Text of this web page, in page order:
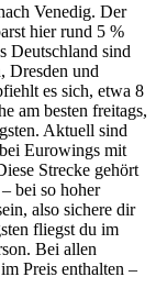
Venedig. Der
hier rund 5 %
Deutschland sind
Dresden und
es sich, etwa 8
am besten freitags,
Aktuell sind
Eurowings mit
Strecke gehört
bei so hoher
also sichere dir
fliegst du im
Bei allen
Preis enthalten –